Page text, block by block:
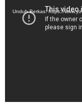
Unduh Berkas: https://